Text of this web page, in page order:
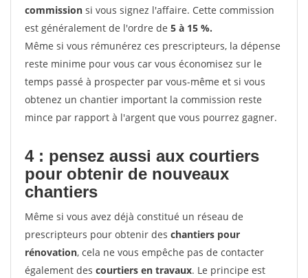
commission si vous signez l'affaire. Cette commission
est généralement de l'ordre de 5 à 15 %.
Même si vous rémunérez ces prescripteurs, la dépense
reste minime pour vous car vous économisez sur le
temps passé à prospecter par vous-même et si vous
obtenez un chantier important la commission reste
mince par rapport à l'argent que vous pourrez gagner.
4 : pensez aussi aux courtiers
pour obtenir de nouveaux
chantiers
Même si vous avez déjà constitué un réseau de
prescripteurs pour obtenir des chantiers pour
rénovation, cela ne vous empêche pas de contacter
également des courtiers en travaux. Le principe est